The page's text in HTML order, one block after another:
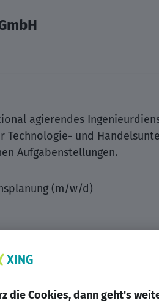
agierendes
Technologie- und
Aufgabenstellungen.
(m/w/d)
(m/w/d) in der
verantwortlich